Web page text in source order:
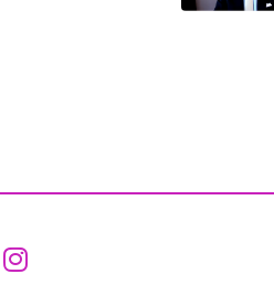
Aceder ao Facebook
Aceder ao